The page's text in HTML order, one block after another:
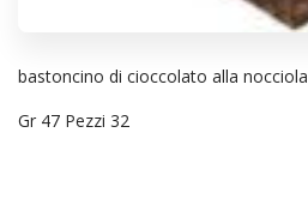
bastoncino di cioccolato alla nocciola
Gr 47 Pezzi 32